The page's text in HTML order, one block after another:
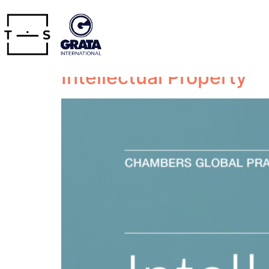
Категорија:
Objavljeno je
Intellectual Property